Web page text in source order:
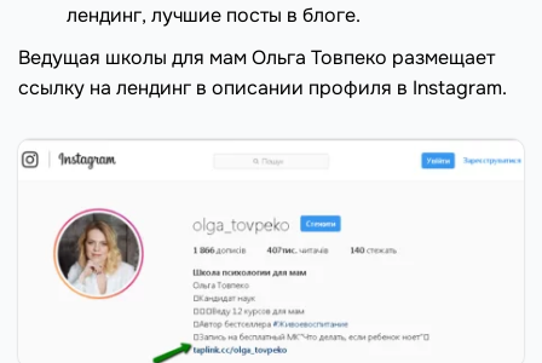
лендинг, лучшие посты в блоге.
Ведущая школы для мам Ольга Товпеко размещает
ссылку на лендинг в описании профиля в Instagram.